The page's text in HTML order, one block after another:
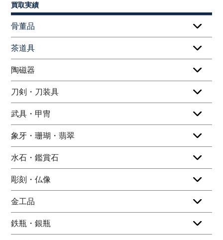
買取実績
骨董品
茶道具
陶磁器
刀剣・刀装具
武具・甲冑
象牙・珊瑚・翡翠
水石・鑑賞石
彫刻・仏像
金工品
鉄瓶・銀瓶